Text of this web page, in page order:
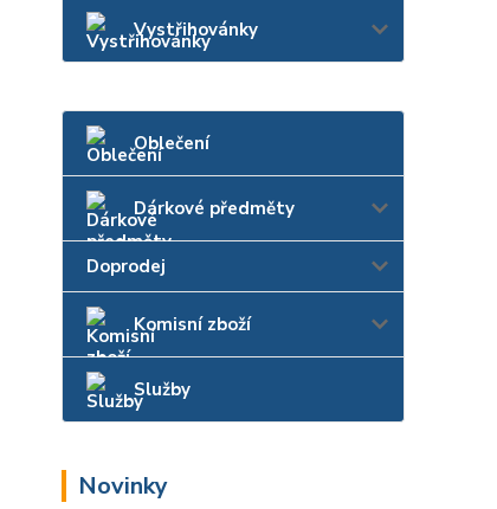
Vystřihovánky
Oblečení
Dárkové předměty
Doprodej
Komisní zboží
Služby
Novinky